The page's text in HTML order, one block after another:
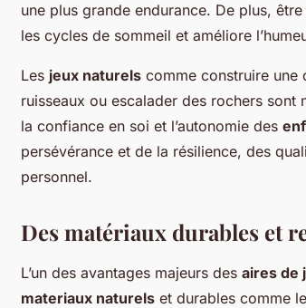
une plus grande endurance. De plus,
les cycles de sommeil et améliore
Les jeux naturels comme construire une
ruisseaux ou escalader des rochers sont
la confiance en soi et l’autonomie des
persévérance et de la résilience, des
personnel.
Des matériaux durables et
L’un des avantages majeurs des aires de
materiaux naturels et durables comme le